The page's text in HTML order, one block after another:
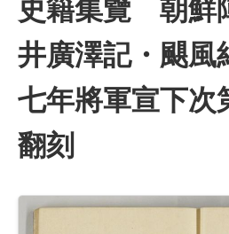
史籍集覽 朝鮮
井廣澤記・颶風
七年將軍宣下
翻刻